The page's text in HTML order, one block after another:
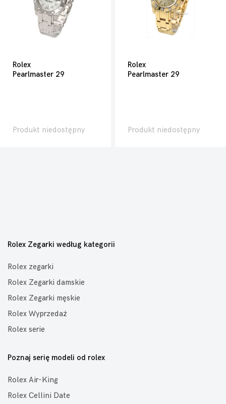
Rolex
Pearlmaster 29
Produkt niedostępny
Rolex
Pearlmaster 29
Produkt niedostępny
Rolex Zegarki według kategorii
Rolex zegarki
Rolex Zegarki damskie
Rolex Zegarki męskie
Rolex Wyprzedaż
Rolex serie
Poznaj serię modeli od rolex
Rolex Air-King
Rolex Cellini Date